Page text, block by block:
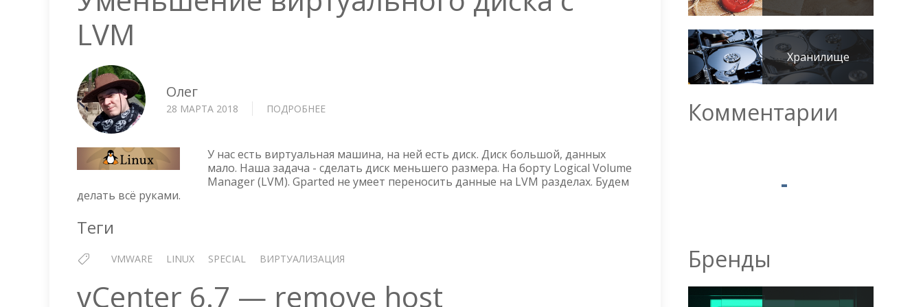
LVM
Олег
28 МАРТА 2018 ПОДРОБНЕЕ
ДИСКА
С
LVM
У нас есть виртуальная машина, на ней есть диск. Диск большой, данных
мало. Наша задача - сделать диск меньшего размера. На борту Logical Volume
Manager (LVM). Gparted не умеет переносить данные на LVM разделах. Будем
делать всё руками.
Теги
VMWARE LINUX SPECIAL ВИРТУАЛИЗАЦИЯ
vCenter 6.7 — remove host
Хранилище
Комментарии
Бренды